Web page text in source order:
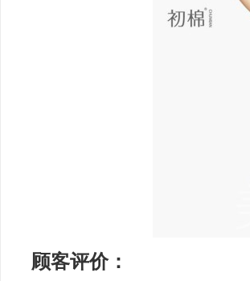
顾客评价：